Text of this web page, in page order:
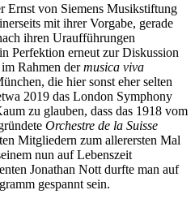
Ernst von Siemens Musikstiftung
mit ihrer Vorgabe, gerade
ihren Uraufführungen
Perfektion erneut zur Diskussion
Rahmen dermusica viva
die hier sonst eher selten
2019 das London Symphony
zu glauben, dass das 1918 vom
Orchestre de la Suisse
Mitgliedern zum allerersten Mal
nun auf Lebenszeit
Jonathan Nott durfte man auf
gespannt sein.